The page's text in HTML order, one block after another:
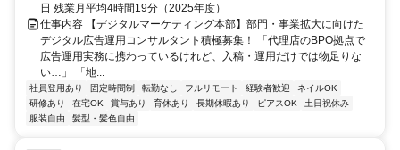
日 残業月平均4時間19分（2025年度）
仕事内容 【デジタルマーケティング本部】部門・事業拡大に向けた
デジタル広告運用コンサルタント積極募集！ 「代理店のBPO拠点で
広告運用実務に携わっているけれど、入稿・運用だけでは物足りな
い…」 「地...
社員登用あり 固定時間制 転勤なし フルリモート 経験者歓迎
ネイルOK
研修あり
在宅OK 賞与あり 育休あり 長期休暇あり ピアスOK
土日祝休み
服装自由
髪型・髪色自由